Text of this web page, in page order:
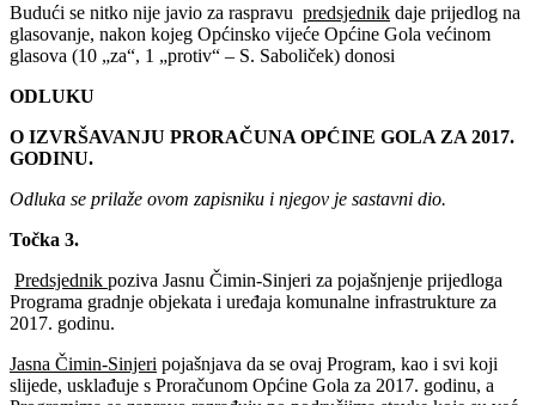
Budući se nitko nije javio za raspravu predsjednik daje prijedlog na
glasovanje, nakon kojeg Općinsko vijeće Općine Gola većinom
glasova (10 „za“, 1 „protiv“ – S. Saboliček) donosi
ODLUKU
O IZVRŠAVANJU PRORAČUNA OPĆINE GOLA ZA 2017.
GODINU.
Odluka se prilaže ovom zapisniku i njegov je sastavni dio.
Točka 3.
Predsjednik poziva Jasnu Čimin-Sinjeri za pojašnjenje prijedloga
Programa gradnje objekata i uređaja komunalne infrastrukture za
2017. godinu.
Jasna Čimin-Sinjeri pojašnjava da se ovaj Program, kao i svi koji
slijede, usklađuje s Proračunom Općine Gola za 2017. godinu, a